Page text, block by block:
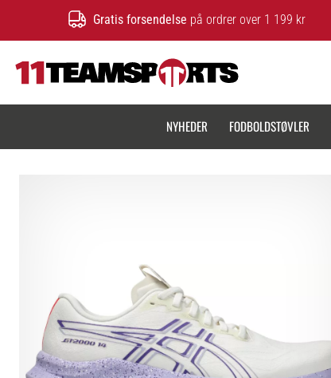
Gratis forsendelse på ordrer over 1 199 kr
NYHEDER FODBOLDSTØVLER